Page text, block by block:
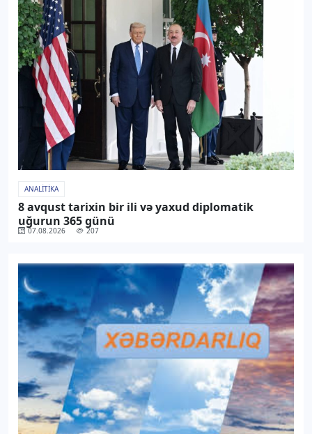
ANALITIKA
8 avqust tarixin bir ili və yaxud diplomatik
uğurun 365 günü
07.08.2026 207